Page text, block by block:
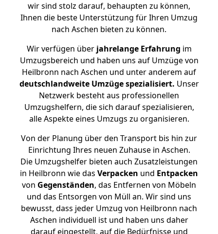
wir sind stolz darauf, behaupten zu können,
Ihnen die beste Unterstützung für Ihren Umzug
nach Aschen bieten zu können.
Wir verfügen überjahrelange Erfahrung im
Umzugsbereich und haben uns auf Umzüge von
Heilbronn nach Aschen und unter anderem auf
deutschlandweite Umzüge spezialisiert. Unser
Netzwerk besteht aus professionellen
Umzugshelfern, die sich darauf spezialisieren,
alle Aspekte eines Umzugs zu organisieren.
Von der Planung über den Transport bis hin zur
Einrichtung Ihres neuen Zuhause in Aschen.
Die Umzugshelfer bieten auch Zusatzleistungen
in Heilbronn wie das Verpacken und Entpacken
von Gegenständen, das Entfernen von Möbeln
und das Entsorgen von Müll an. Wir sind uns
bewusst, dass jeder Umzug von Heilbronn nach
Aschen individuell ist und haben uns daher
darauf eingestellt, auf die Bedürfnisse und